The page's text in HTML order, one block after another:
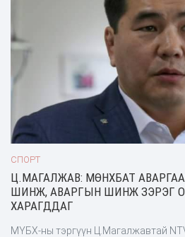
СПОРТ
Ц.МАГАЛЖАВ: МӨНХБАТ
ШИНЖ, АВАРГЫН ШИНЖ ЗЭРЭГ
ХАРАГДДАГ
МҮБХ-ны тэргүүн Ц.Магалжавтай